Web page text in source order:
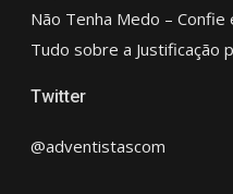
Não Tenha Medo – Confie
Tudo sobre a Justificação
Twitter
@adventistascom